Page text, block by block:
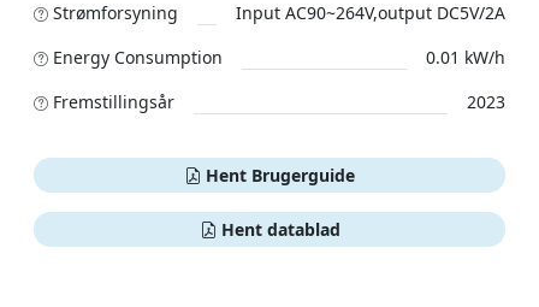
Strømforsyning
Input AC90~264V,output DC5V/2A
Energy Consumption
0.01 kW/h
Fremstillingsår
2023
Hent Brugerguide
Hent datablad